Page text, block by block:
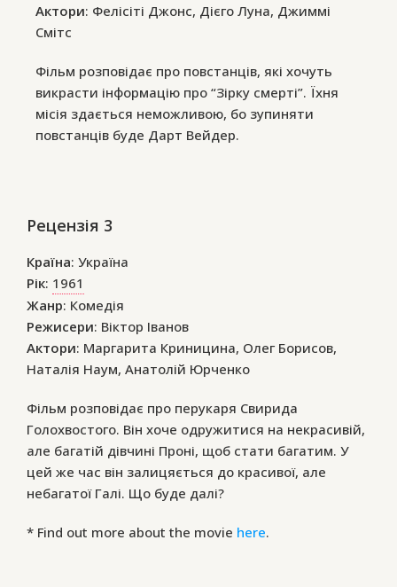
Актори: Фелісіті Джонс, Дієго Луна, Джиммі
Смітс
Фільм розповідає про повстанців, які хочуть
викрасти інформацію про “Зірку смерті”. Їхня
місія здається неможливою, бо зупиняти
повстанців буде Дарт Вейдер.
Рецензія 3
Країна: Україна
Рік: 1961
Жанр: Комедія
Режисери: Віктор Іванов
Актори: Маргарита Криницина, Олег Борисов,
Наталія Наум, Анатолій Юрченко
Фільм розповідає про перукаря Свирида
Голохвостого. Він хоче одружитися на некрасивій,
але багатій дівчині Проні, щоб стати багатим. У
цей же час він залицяється до красивої, але
небагатої Галі. Що буде далі?
* Find out more about the movie here.